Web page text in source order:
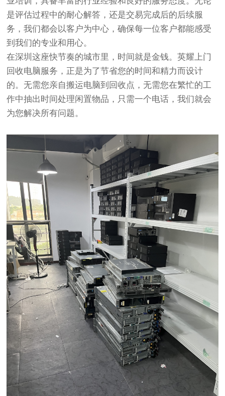
是评估过程中的耐心解答，还是交易完成后的后续服
务，我们都会以客户为中心，确保每一位客户都能感受
到我们的专业和用心。
在深圳这座快节奏的城市里，时间就是金钱。英耀上门
回收电脑服务，正是为了节省您的时间和精力而设计
的。无需您亲自搬运电脑到回收点，无需您在繁忙的工
作中抽出时间处理闲置物品，只需一个电话，我们就会
为您解决所有问题。